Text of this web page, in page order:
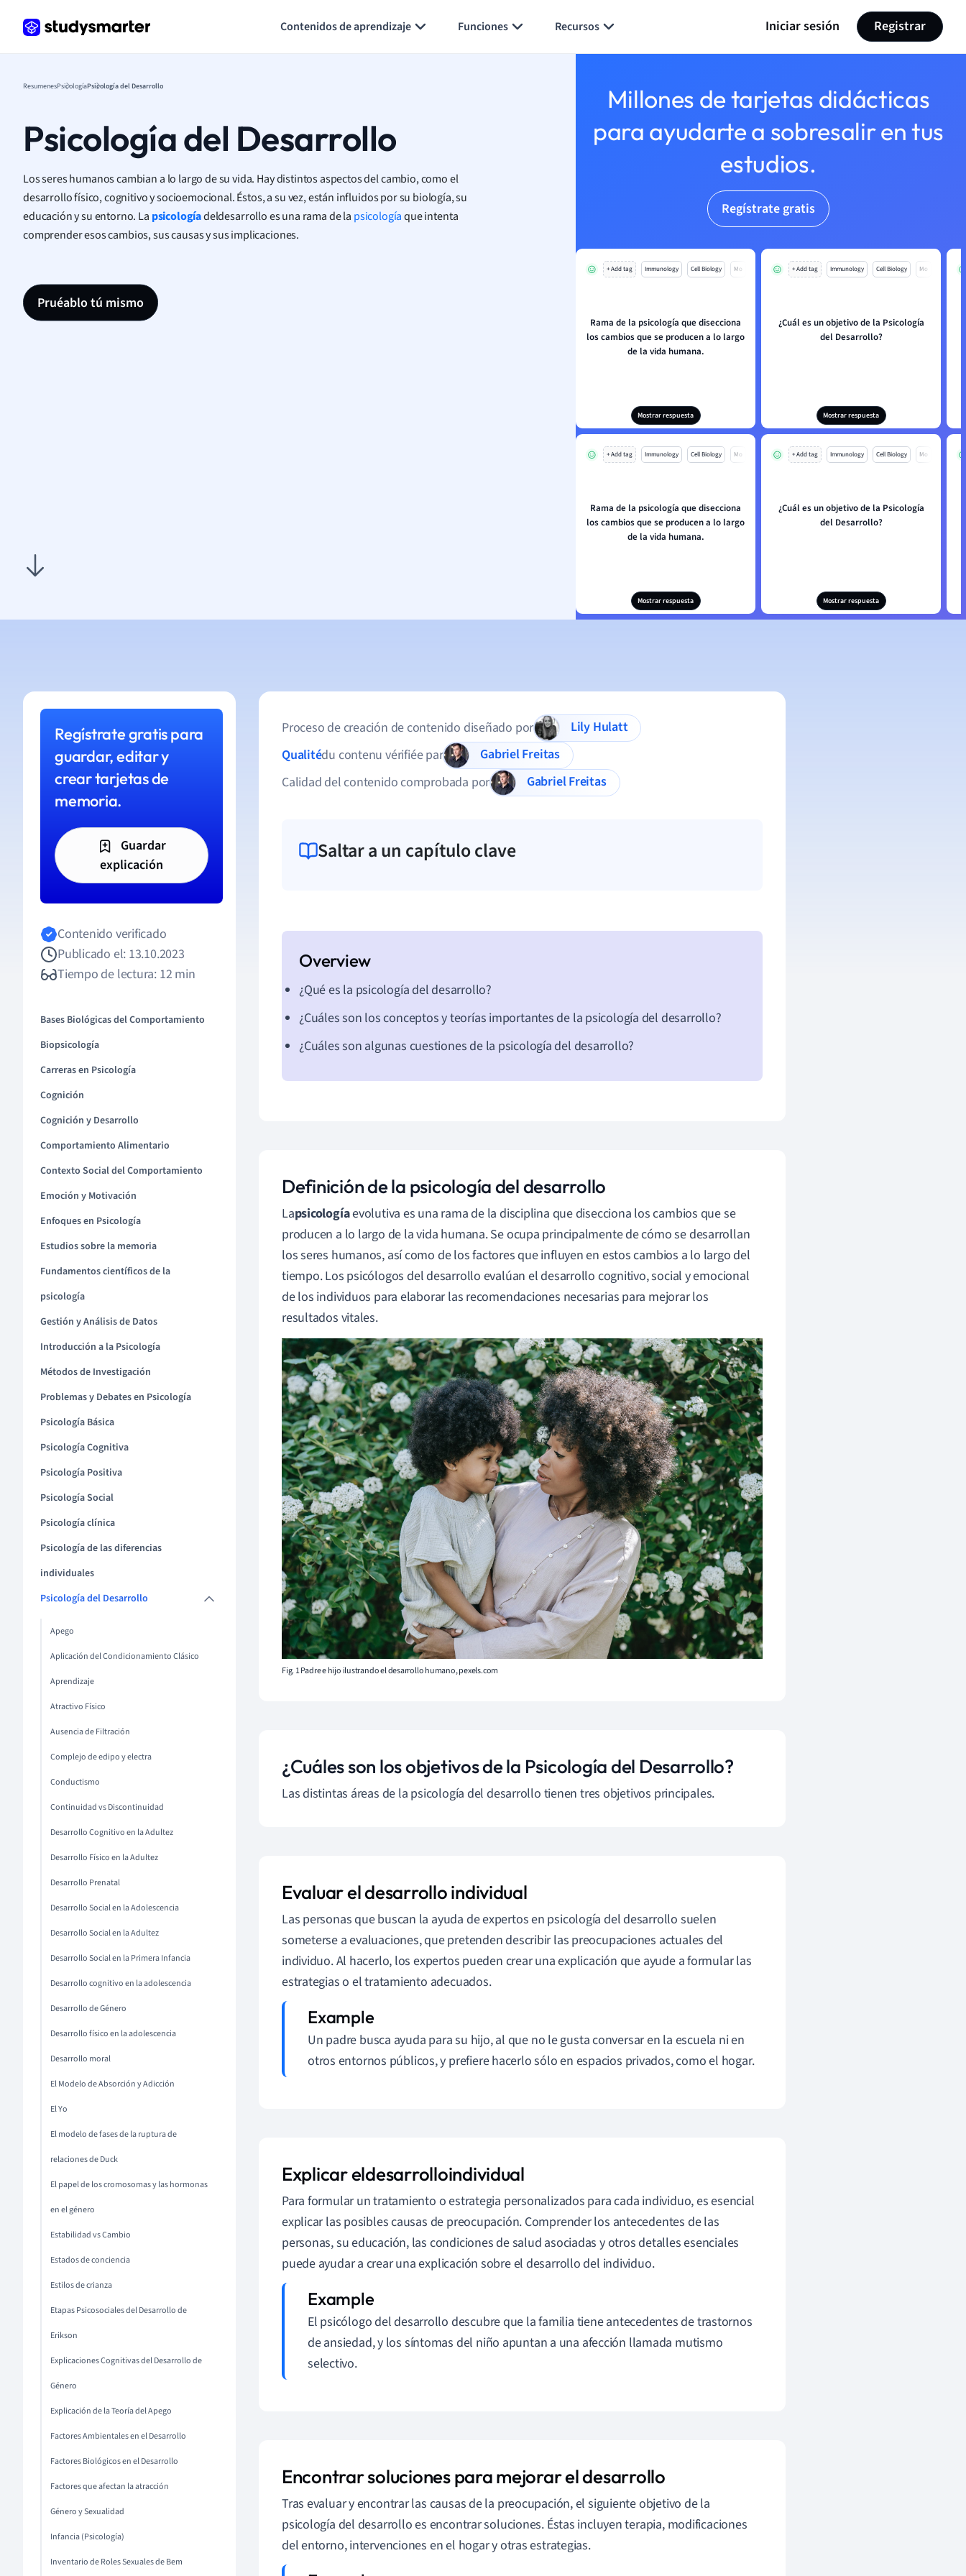
Contenidos de aprendizaje Funciones Recursos Iniciar sesión Registrar
ResumenesPsicologíaPsicología del Desarrollo
Psicología del Desarrollo
Los seres humanos cambian a lo largo de su vida. Hay distintos aspectos del cambio, como el
desarrollo físico, cognitivo y socioemocional. Éstos, a su vez, están influidos por su biología, su
educación y su entorno. La psicologíadeldesarrollo es una rama de la psicologíaque intenta
comprender esos cambios, sus causas y sus implicaciones.
Pruéablo tú mismo
Millones de tarjetas didácticas
para ayudarte a sobresalir en tus
estudios.
Regístrate gratis
+ Add tag Immunology Cell Biology Mo
Rama de la psicología que disecciona
los cambios que se producen a lo largo
de la vida humana.
Mostrar respuesta
+ Add tag Immunology Cell Biology Mo
¿Cuál es un objetivo de la Psicología
del Desarrollo?
Mostrar respuesta
+ Add tag Immunology Cell Biology Mo
Rama de la psicología que disecciona
los cambios que se producen a lo largo
de la vida humana.
Mostrar respuesta
+ Add tag Immunology Cell Biology Mo
¿Cuál es un objetivo de la Psicología
del Desarrollo?
Mostrar respuesta
Regístrate gratis para
guardar, editar y
crear tarjetas de
memoria.
Guardar
explicación
Contenido verificado
Publicado el: 13.10.2023
Tiempo de lectura: 12 min
Bases Biológicas del Comportamiento
Biopsicología
Carreras en Psicología
Cognición
Cognición y Desarrollo
Comportamiento Alimentario
Contexto Social del Comportamiento
Emoción y Motivación
Enfoques en Psicología
Estudios sobre la memoria
Fundamentos científicos de la
psicología
Gestión y Análisis de Datos
Introducción a la Psicología
Métodos de Investigación
Problemas y Debates en Psicología
Psicología Básica
Psicología Cognitiva
Psicología Positiva
Psicología Social
Psicología clínica
Psicología de las diferencias
individuales
Psicología del Desarrollo
Apego
Aplicación del Condicionamiento Clásico
Aprendizaje
Atractivo Físico
Ausencia de Filtración
Complejo de edipo y electra
Conductismo
Continuidad vs Discontinuidad
Desarrollo Cognitivo en la Adultez
Desarrollo Físico en la Adultez
Desarrollo Prenatal
Desarrollo Social en la Adolescencia
Desarrollo Social en la Adultez
Desarrollo Social en la Primera Infancia
Desarrollo cognitivo en la adolescencia
Desarrollo de Género
Desarrollo físico en la adolescencia
Desarrollo moral
El Modelo de Absorción y Adicción
El Yo
El modelo de fases de la ruptura de
relaciones de Duck
El papel de los cromosomas y las hormonas
en el género
Estabilidad vs Cambio
Estados de conciencia
Estilos de crianza
Etapas Psicosociales del Desarrollo de
Erikson
Explicaciones Cognitivas del Desarrollo de
Género
Explicación de la Teoría del Apego
Factores Ambientales en el Desarrollo
Factores Biológicos en el Desarrollo
Factores que afectan la atracción
Género y Sexualidad
Infancia (Psicología)
Inventario de Roles Sexuales de Bem
Proceso de creación de contenido diseñado por
Lily Hulatt
Qualitédu contenu vérifiée par
Gabriel Freitas
Calidad del contenido comprobada por
Gabriel Freitas
Saltar a un capítulo clave
¿Qué es la psicología del desarrollo?
¿Cuáles son los conceptos y teorías importantes de la psicología del desarrollo?
¿Cuáles son algunas cuestiones de la psicología del desarrollo?
Definición de la psicología del desarrollo
Lapsicologíaevolutiva es una rama de la disciplina que disecciona los cambios que se
producen a lo largo de la vida humana. Se ocupa principalmente de cómo se desarrollan
los seres humanos, así como de los factores que influyen en estos cambios a lo largo del
tiempo.Los psicólogos del desarrollo evalúan el desarrollo cognitivo, social y emocional
de los individuos para elaborar las recomendaciones necesarias para mejorar los
resultados vitales.
Fig. 1 Padre e hijo ilustrando el desarrollo humano, pexels.com
¿Cuáles son los objetivos de la Psicología del Desarrollo?
Las distintas áreas de la psicología del desarrollo tienen tres objetivos principales.
Evaluar el desarrollo individual
Las personas que buscan la ayuda de expertos en psicología del desarrollo suelen
someterse a evaluaciones, que pretenden describir las preocupaciones actuales del
individuo. Al hacerlo, los expertos pueden crear una explicación que ayude a formular las
estrategias o el tratamiento adecuados.
Un padre busca ayuda para su hijo, al que no le gusta conversar en la escuela ni en
otros entornos públicos, y prefiere hacerlo sólo en espacios privados, como el hogar.
Explicareldesarrolloindividual
Para formular un tratamiento o estrategia personalizados para cada individuo, es esencial
explicar las posibles causas de preocupación. Comprender los antecedentes de las
personas, su educación, las condiciones de salud asociadas y otros detalles esenciales
puede ayudar a crear una explicación sobre el desarrollo del individuo.
El psicólogo del desarrollo descubre que la familia tiene antecedentes de trastornos
de ansiedad, y los síntomas del niño apuntan a una afección llamada mutismo
selectivo.
Encontrar soluciones para mejorar el desarrollo
Tras evaluar y encontrar las causas de la preocupación, el siguiente objetivo de la
psicología del desarrollo es encontrar soluciones. Éstas incluyen terapia, modificaciones
del entorno, intervenciones en el hogar y otras estrategias.